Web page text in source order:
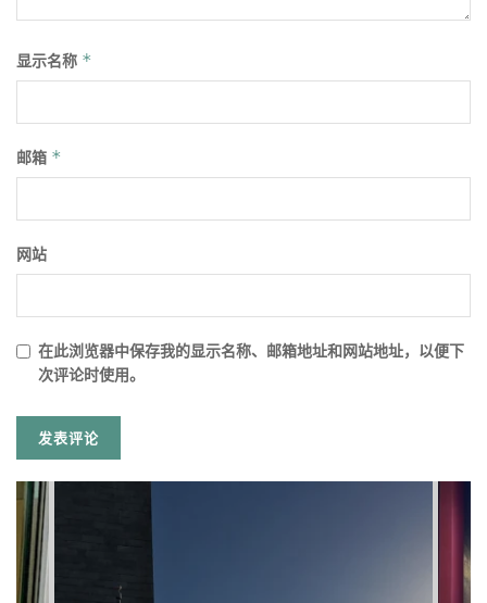
显示名称 *
邮箱 *
网站
在此浏览器中保存我的显示名称、邮箱地址和网站地址，以便下
次评论时使用。